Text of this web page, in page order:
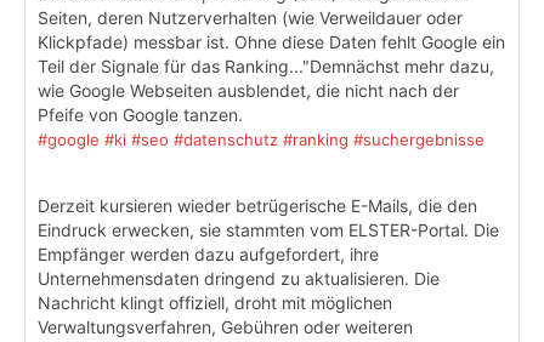
Seiten, deren Nutzerverhalten (wie Verweildauer oder
Klickpfade) messbar ist. Ohne diese Daten fehlt Google ein
Teil der Signale für das Ranking..."Demnächst mehr dazu,
wie Google Webseiten ausblendet, die nicht nach der
Pfeife von Google tanzen.
#google #ki #seo #datenschutz #ranking #suchergebnisse
Derzeit kursieren wieder betrügerische E-Mails, die den
Eindruck erwecken, sie stammten vom ELSTER-Portal. Die
Empfänger werden dazu aufgefordert, ihre
Unternehmensdaten dringend zu aktualisieren. Die
Nachricht klingt offiziell, droht mit möglichen
Verwaltungsverfahren, Gebühren oder weiteren